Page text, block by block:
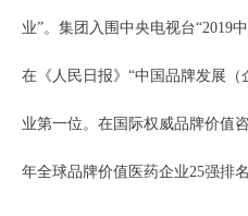
业”。集团入围中央电视台“2019
在《人民日报》“中国品牌发展
业第一位。在国际权威品牌价值
年全球品牌价值医药企业25强排